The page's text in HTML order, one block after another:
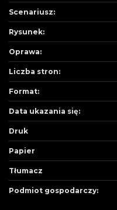
Scenariusz:
Rysunek:
Oprawa:
Liczba stron:
Format:
Data ukazania się:
Druk
Papier
Tłumacz
Podmiot gospodarczy: